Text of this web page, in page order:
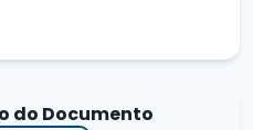
do Documento